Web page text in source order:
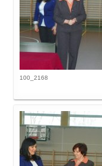
100_2168